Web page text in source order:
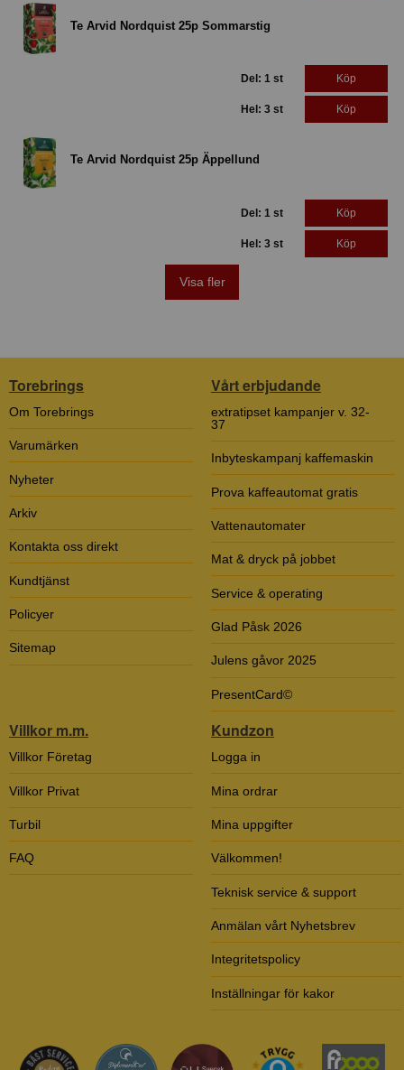
Te Arvid Nordquist 25p Sommarstig
Del: 1 st Köp
Hel: 3 st Köp
Te Arvid Nordquist 25p Äppellund
Del: 1 st Köp
Hel: 3 st Köp
Visa fler
Torebrings
Om Torebrings
Varumärken
Nyheter
Arkiv
Kontakta oss direkt
Kundtjänst
Policyer
Sitemap
Vårt erbjudande
extratipset kampanjer v. 32-
37
Inbyteskampanj kaffemaskin
Prova kaffeautomat gratis
Vattenautomater
Mat & dryck på jobbet
Service & operating
Glad Påsk 2026
Julens gåvor 2025
PresentCard©
Villkor m.m.
Villkor Företag
Villkor Privat
Turbil
FAQ
Kundzon
Logga in
Mina ordrar
Mina uppgifter
Välkommen!
Teknisk service & support
Anmälan vårt Nyhetsbrev
Integritetspolicy
Inställningar för kakor